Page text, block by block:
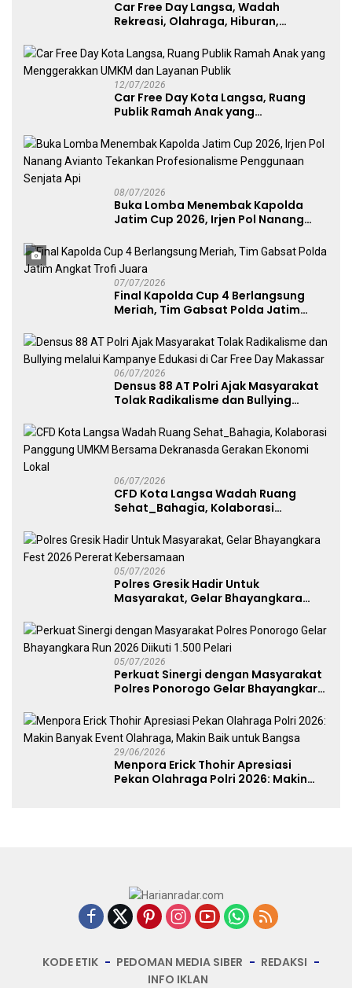
Car Free Day Langsa, Wadah
Rekreasi, Olahraga, Hiburan,
UMKM
12/07/2026
Car Free Day Kota Langsa, Ruang
Publik Ramah Anak yang
Publik
08/07/2026
Buka Lomba Menembak Kapolda
Jatim Cup 2026, Irjen Pol Nanang
Penggunaan Senjata Api
07/07/2026
Final Kapolda Cup 4 Berlangsung
Meriah, Tim Gabsat Polda Jatim
06/07/2026
Densus 88 AT Polri Ajak Masyarakat
Tolak Radikalisme dan Bullying
Free Day Makassar
06/07/2026
CFD Kota Langsa Wadah Ruang
Sehat_Bahagia, Kolaborasi
Dekranasda Gerakan Ekonomi Lokal
05/07/2026
Polres Gresik Hadir Untuk
Masyarakat, Gelar Bhayangkara
05/07/2026
Perkuat Sinergi dengan Masyarakat
Polres Ponorogo Gelar Bhayangkara
29/06/2026
Menpora Erick Thohir Apresiasi
Pekan Olahraga Polri 2026: Makin
KODE ETIK PEDOMAN MEDIA SIBER
REDAKSI
INFO IKLAN